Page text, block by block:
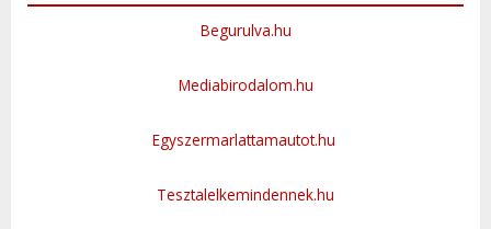
Begurulva.hu
Mediabirodalom.hu
Egyszermarlattamautot.hu
Tesztalelkemindennek.hu